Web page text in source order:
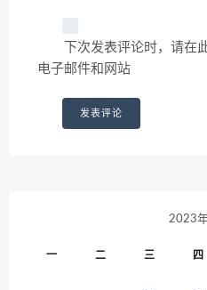
下次发表评论时，请在
电子邮件和网站
2023
一 二 三 四